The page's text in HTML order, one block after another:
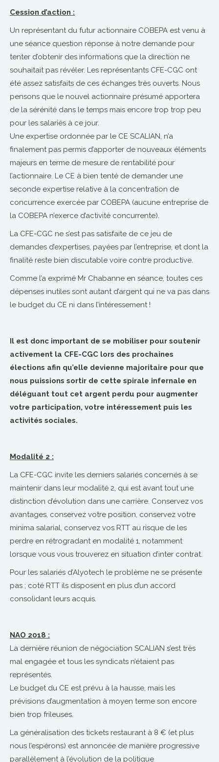
Cession d’action :
Un représentant du futur actionnaire COBEPA est venu à
une séance question réponse à notre demande pour
tenter d’obtenir des informations que la direction ne
souhaitait pas révéler. Les représentants CFE-CGC ont
été assez satisfaits de ces échanges très ouverts. Nous
pensons que le nouvel actionnaire présumé apportera
de la sérénité dans le temps mais encore trop trop peu
pour les salariés à ce jour.
Une expertise ordonnée par le CE SCALIAN, n’a
finalement pas permis d’apporter de nouveaux éléments
majeurs en terme de mesure de rentabilité pour
l’actionnaire. Le CE à bien tenté de demander une
seconde expertise relative à la concentration de
concurrence exercée par COBEPA (aucune entreprise de
la COBEPA n’exerce d’activité concurrente).
La CFE-CGC ne s’est pas satisfaite de ce jeu de
demandes d’expertises, payées par l’entreprise, et dont la
finalité reste bien discutable voire contre productive.
Comme l’a exprimé Mr Chabanne en séance, toutes ces
dépenses inutiles sont autant d’argent qui ne va pas dans
le budget du CE ni dans l’intéressement !
Il est donc important de se mobiliser pour soutenir
activement la CFE-CGC lors des prochaines
élections afin qu’elle devienne majoritaire pour que
nous puissions sortir de cette spirale infernale en
déléguant tout cet argent perdu pour augmenter
votre participation, votre intéressement puis les
activités sociales.
Modalité 2 :
La CFE-CGC invite les derniers salariés concernés à se
maintenir dans leur modalité 2, qui est avant tout une
distinction d’évolution dans une carrière. Conservez vos
avantages, conservez votre position, conservez votre
minima salarial, conservez vos RTT au risque de les
perdre en rétrogradant en modalité 1, notamment
lorsque vous vous trouverez en situation d’inter contrat.
Pour les salariés d’Alyotech le problème ne se présente
pas ; coté RTT ils disposent en plus d’un accord
consolidant leurs acquis.
NAO 2018 :
La dernière réunion de négociation SCALIAN s’est très
mal engagée et tous les syndicats n’étaient pas
représentés.
Le budget du CE est prévu à la hausse, mais les
prévisions d’augmentation à moyen terme son encore
bien trop frileuses.
La généralisation des tickets restaurant à 8 € (et plus
nous l’espérons) est annoncée de manière progressive
parallèlement à l’évolution de la politique